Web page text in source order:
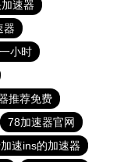
速器
器
小时
推荐免费
78加速器官网
速ins的加速器